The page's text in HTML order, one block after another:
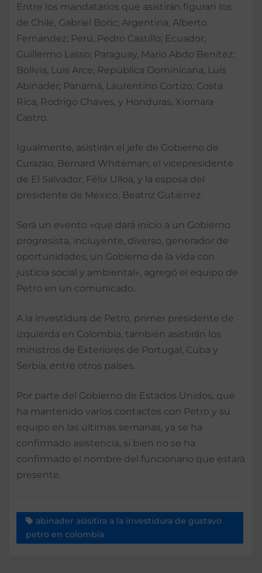
Entre los mandatarios que asistirán figuran los
de Chile, Gabriel Boric; Argentina, Alberto
Fernández; Perú, Pedro Castillo; Ecuador,
Guillermo Lasso; Paraguay, Mario Abdo Benítez;
Bolivia, Luis Arce; República Dominicana, Luis
Abinader; Panamá, Laurentino Cortizo; Costa
Rica, Rodrigo Chaves, y Honduras, Xiomara
Castro.
Igualmente, asistirán el jefe de Gobierno de
Curazao, Bernard Whiteman; el vicepresidente
de El Salvador, Félix Ulloa, y la esposa del
presidente de México, Beatriz Gutiérrez.
Será un evento «que dará inicio a un Gobierno
progresista, incluyente, diverso, generador de
oportunidades, un Gobierno de la vida con
justicia social y ambiental», agregó el equipo de
Petro en un comunicado.
A la investidura de Petro, primer presidente de
izquierda en Colombia, también asistirán los
ministros de Exteriores de Portugal, Cuba y
Serbia, entre otros países.
Por parte del Gobierno de Estados Unidos, que
ha mantenido varios contactos con Petro y su
equipo en las últimas semanas, ya se ha
confirmado asistencia, si bien no se ha
confirmado el nombre del funcionario que estará
presente.
abinader asisitira a la investidura de gustavo
petro en colombia